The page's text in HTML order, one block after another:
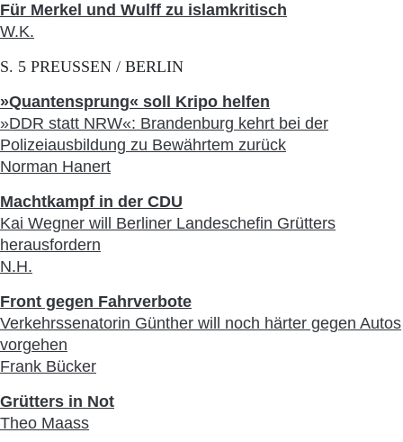
Für Merkel und Wulff zu islamkritisch
W.K.
S. 5 PREUSSEN / BERLIN
»Quantensprung« soll Kripo helfen
»DDR statt NRW«: Brandenburg kehrt bei der
Polizeiausbildung zu Bewährtem zurück
Norman Hanert
Machtkampf in der CDU
Kai Wegner will Berliner Landeschefin Grütters
herausfordern
N.H.
Front gegen Fahrverbote
Verkehrssenatorin Günther will noch härter gegen Autos
vorgehen
Frank Bücker
Grütters in Not
Theo Maass